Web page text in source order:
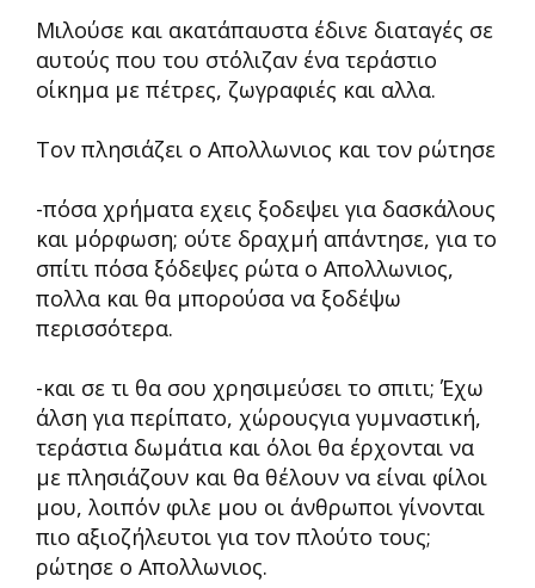
Μιλούσε και ακατάπαυστα έδινε διαταγές σε
αυτούς που του στόλιζαν ένα τεράστιο
οίκημα με πέτρες, ζωγραφιές και αλλα.
Τον πλησιάζει ο Απολλωνιος και τον ρώτησε
-πόσα χρήματα εχεις ξοδεψει για δασκάλους
και μόρφωση; ούτε δραχμή απάντησε, για το
σπίτι πόσα ξόδεψες ρώτα ο Απολλωνιος,
πολλα και θα μπορούσα να ξοδέψω
περισσότερα.
-και σε τι θα σου χρησιμεύσει το σπιτι; Έχω
άλση για περίπατο, χώρουςγια γυμναστική,
τεράστια δωμάτια και όλοι θα έρχονται να
με πλησιάζουν και θα θέλουν να είναι φίλοι
μου, λοιπόν φιλε μου οι άνθρωποι γίνονται
πιο αξιοζήλευτοι για τον πλούτο τους;
ρώτησε ο Απολλωνιος.